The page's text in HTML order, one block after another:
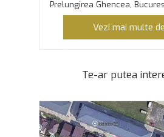
Prelungirea Ghencea,
Vezi mai multe
Te-ar putea